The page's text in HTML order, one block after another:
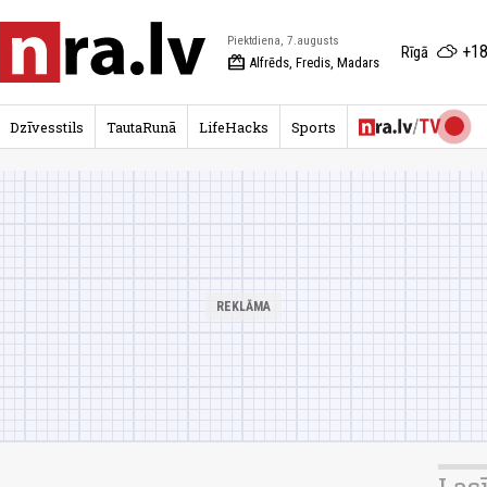
Piektdiena, 7.augusts
redeem Alfrēds, Fredis, Madars
Rīgā
Dzīvesstils TautaRunā LifeHacks Sports